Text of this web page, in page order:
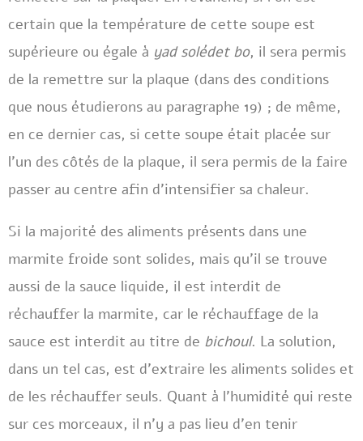
certain que la température de cette soupe est
supérieure ou égale à yad solédet bo, il sera permis
de la remettre sur la plaque (dans des conditions
que nous étudierons au paragraphe 19) ; de même,
en ce dernier cas, si cette soupe était placée sur
l’un des côtés de la plaque, il sera permis de la faire
passer au centre afin d’intensifier sa chaleur.
Si la majorité des aliments présents dans une
marmite froide sont solides, mais qu’il se trouve
aussi de la sauce liquide, il est interdit de
réchauffer la marmite, car le réchauffage de la
sauce est interdit au titre de bichoul. La solution,
dans un tel cas, est d’extraire les aliments solides et
de les réchauffer seuls. Quant à l’humidité qui reste
sur ces morceaux, il n’y a pas lieu d’en tenir